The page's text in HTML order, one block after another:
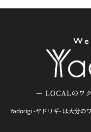
Yadorigi -ヤドリギ- は大分の